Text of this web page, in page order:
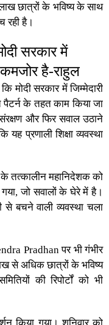
छात्रों के भविष्य के साथ
रही है।
सरकार में
है-राहुल
मोदी सरकार में जिम्मेदारी
के तहत काम किया जा
और फिर सवाल उठाने
यह प्रणाली शिक्षा व्यवस्था
के तत्कालीन महानिदेशक को
जो सवालों के घेरे में है।
से बचने वाली व्यवस्था चला
Pradhan पर भी गंभीर
से अधिक छात्रों के भविष्य
की रिपोर्टों को भी